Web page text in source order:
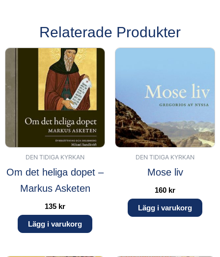
Relaterade Produkter
DEN TIDIGA KYRKAN
Om det heliga dopet –
Markus Asketen
135 kr
Lägg i varukorg
DEN TIDIGA KYRKAN
Mose liv
160 kr
Lägg i varukorg